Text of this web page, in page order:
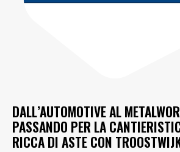
DALL’AUTOMOTIVE AL
PASSANDO PER LA
RICCA DI ASTE CON